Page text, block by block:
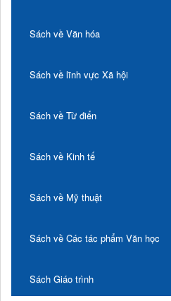
Sách về Văn hóa
Sách về lĩnh vực Xã hội
Sách về Từ điển
Sách về Kinh tế
Sách về Mỹ thuật
Sách về Các tác phẩm Văn học
Sách Giáo trình